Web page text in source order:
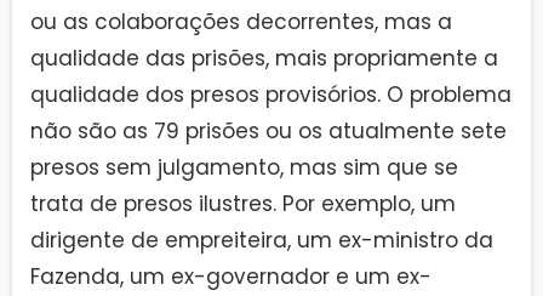
ou as colaborações decorrentes, mas a
qualidade das prisões, mais propriamente a
qualidade dos presos provisórios. O problema
não são as 79 prisões ou os atualmente sete
presos sem julgamento, mas sim que se
trata de presos ilustres. Por exemplo, um
dirigente de empreiteira, um ex-ministro da
Fazenda, um ex-governador e um ex-